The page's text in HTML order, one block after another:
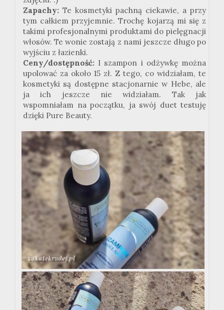
Zapachy: Te kosmetyki pachną ciekawie, a przy
tym całkiem przyjemnie. Trochę kojarzą mi się z
takimi profesjonalnymi produktami do pielęgnacji
włosów. Te wonie zostają z nami jeszcze długo po
wyjściu z łazienki.
Ceny/dostępność: I szampon i odżywkę można
upolować za około 15 zł. Z tego, co widziałam, te
kosmetyki są dostępne stacjonarnie w Hebe, ale
ja ich jeszcze nie widziałam. Tak jak
wspomniałam na początku, ja swój duet testuję
dzięki Pure Beauty.